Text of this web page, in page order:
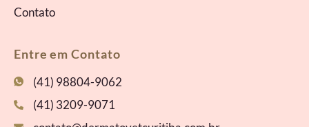
Contato
Entre em Contato
(41) 98804-9062
(41) 3209-9071